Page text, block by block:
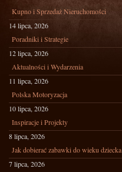
Kupno i Sprzedaż Nieruchomości
14 lipca, 2026
Poradniki i Strategie
12 lipca, 2026
Aktualności i Wydarzenia
11 lipca, 2026
Polska Motoryzacja
10 lipca, 2026
Inspiracje i Projekty
8 lipca, 2026
Jak dobierać zabawki do wieku dziecka
7 lipca, 2026